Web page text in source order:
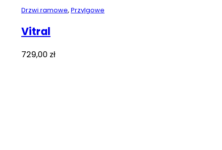
Drzwi ramowe, Przylgowe
Vitral
729,00 zł